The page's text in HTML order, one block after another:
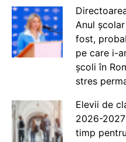
Anul
fost,
pe care i-
școli în
stres
Elevii de
2026-
timp